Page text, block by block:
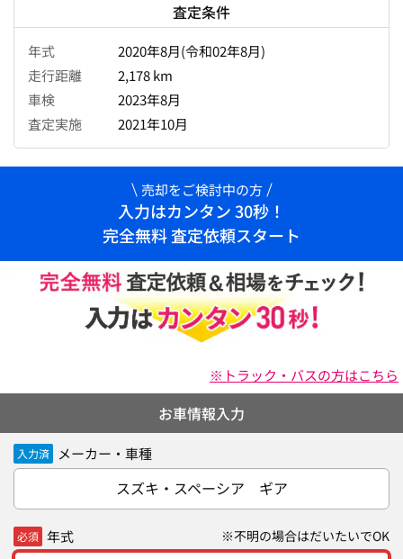
査定条件
年式
2020年8月(令和02年8月)
走行距離
2,178 km
車検
2023年8月
査定実施
2021年10月
売却をご検討中の方
入力はカンタン 30秒！
完全無料 査定依頼スタート
※トラック・バスの方はこちら
お車情報入力
入力済 メーカー・車種
スズキ・スペーシア ギア
必須 年式 ※不明の場合はだいたいでOK